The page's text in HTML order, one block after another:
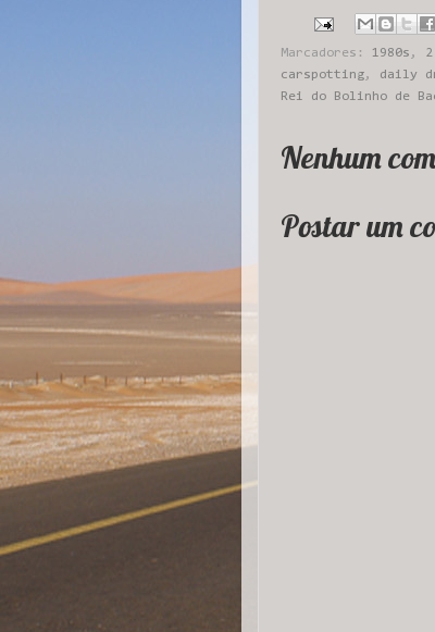
Marcadores: 1980s ,
carspotting, daily
Rei do Bolinho de
Nenhum
Postar um